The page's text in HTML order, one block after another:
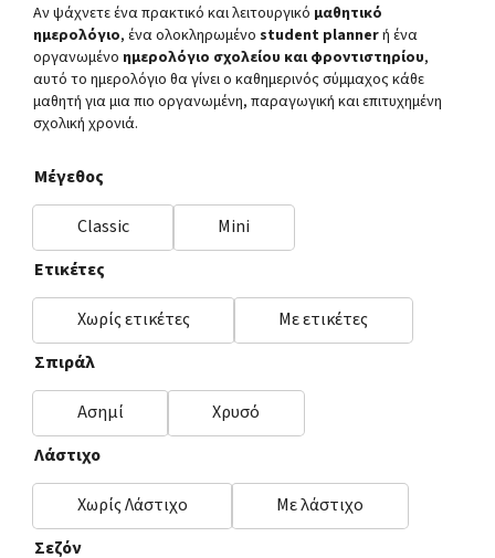
Αν ψάχνετε ένα πρακτικό και λειτουργικό μαθητικό
ημερολόγιο, ένα ολοκληρωμένο student plannerή ένα
οργανωμένο ημερολόγιο σχολείου και φροντιστηρίου,
αυτό το ημερολόγιο θα γίνει ο καθημερινός σύμμαχος κάθε
μαθητή για μια πιο οργανωμένη, παραγωγική και επιτυχημένη
σχολική χρονιά.
Μέγεθος
Classic
Mini
Ετικέτες
Χωρίς ετικέτες
Με ετικέτες
Σπιράλ
Ασημί
Χρυσό
Λάστιχο
Χωρίς Λάστιχο
Με λάστιχο
Σεζόν